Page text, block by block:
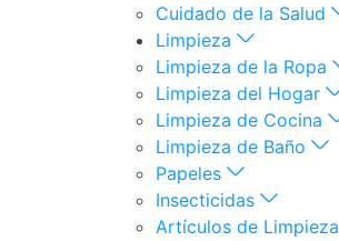
Cuidado de la Salud
Limpieza
Limpieza de la Ropa
Limpieza del Hogar
Limpieza de Cocina
Limpieza de Baño
Papeles
Insecticidas
Artículos de Limpieza